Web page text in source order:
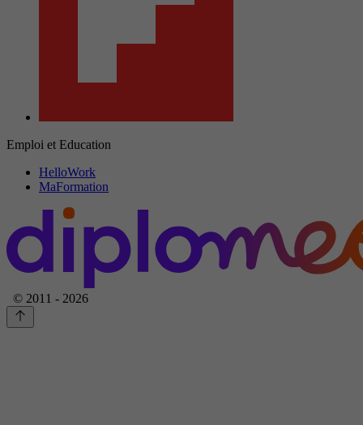
Emploi et Education
HelloWork
MaFormation
© 2011 - 2026